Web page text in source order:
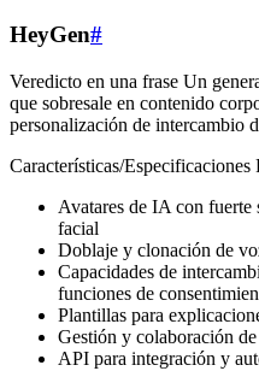
HeyGen#
Veredicto en una frase Un
que sobresale en contenido
personalización de intercambio
Características/Especificaciones
Avatares de IA con
facial
Doblaje y clonación de
Capacidades de
funciones de
Plantillas para
Gestión y colaboración
API para integración y